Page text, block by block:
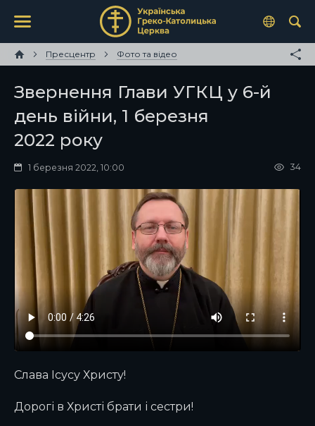
Пресцентр Фото та відео
Звернення Глави УГКЦ у 6-й
день війни, 1 березня
2022 року
1 березня 2022, 10:00 34
Слава Ісусу Христу!
Дорогі в Христі брати і сестри!